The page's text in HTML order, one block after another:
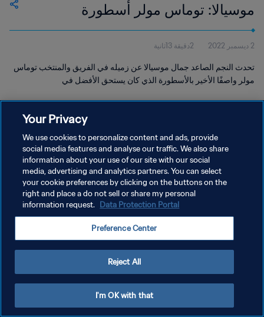
موسيالا: توماس مولر أسطورة
2 ديسمبر 2022 2دقيقة 13ثانية
تحدث النجم الصاعد جمال موسيالا عن زميله في الفريق والمنتخب توماس
مولر واصفًا الأخير بالأسطورة الذي كان يستحق الأفضل في
سياسة الخصوصية
شروط الخدمة
إدارة تفضيلات ملفات تعريف الارتباط
Your Privacy
We use cookies to personalize content and ads, provide
social media features and analyse our traffic. We also share
information about your use of our site with our social
media, advertising and analytics partners. You can select
your cookie preferences by clicking on the buttons on the
right and place a do not sell or share my personal
information request. Data Protection Portal
Preference Center
Reject All
I'm OK with that